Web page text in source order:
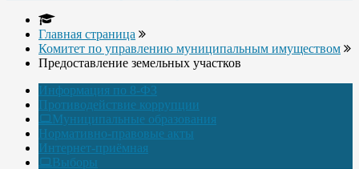
Главная страница
Комитет по управлению муниципальным имуществом
Предоставление земельных участков
Информация по 8-ФЗ
Противодействие коррупции
Муниципальные образования
Нормативно-правовые акты
Интернет-приёмная
Выборы